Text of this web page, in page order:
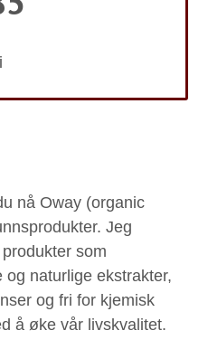
nå Oway (organic
Jeg
som
naturlige ekstrakter,
og fri for kjemisk
å øke vår livskvalitet.